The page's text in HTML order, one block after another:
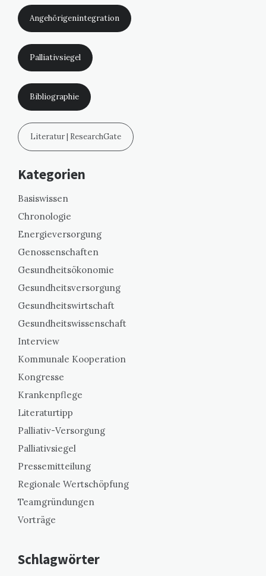
Angehörigenintegration
Palliativsiegel
Bibliographie
Literatur | ResearchGate
Kategorien
Basiswissen
Chronologie
Energieversorgung
Genossenschaften
Gesundheitsökonomie
Gesundheitsversorgung
Gesundheitswirtschaft
Gesundheitswissenschaft
Interview
Kommunale Kooperation
Kongresse
Krankenpflege
Literaturtipp
Palliativ-Versorgung
Palliativsiegel
Pressemitteilung
Regionale Wertschöpfung
Teamgründungen
Vorträge
Schlagwörter